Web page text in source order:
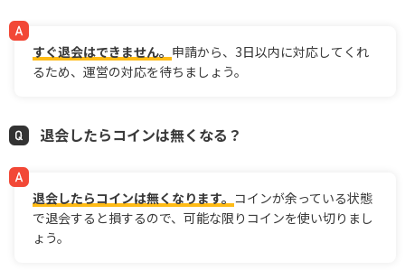
すぐ退会はできません。 申請から、3日以内に対応してくれ
るため、運営の対応を待ちましょう。
退会したらコインは無くなる？
退会したらコインは無くなります。 コインが余っている状態
で退会すると損するので、可能な限りコインを使い切りまし
ょう。